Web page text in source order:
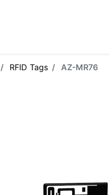
RFID Tags AZ-MR76